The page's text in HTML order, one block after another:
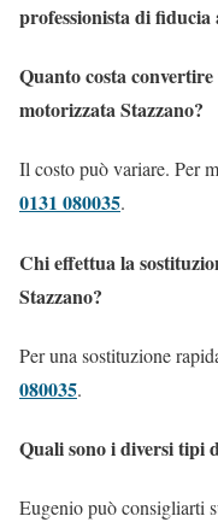
professionista di fiducia
Quanto costa
motorizzata Stazzano?
Il costo può variare. Per
0131 080035.
Chi effettua la
Stazzano?
Per una sostituzione
080035.
Quali sono i diversi tipi
Eugenio può consigliarti